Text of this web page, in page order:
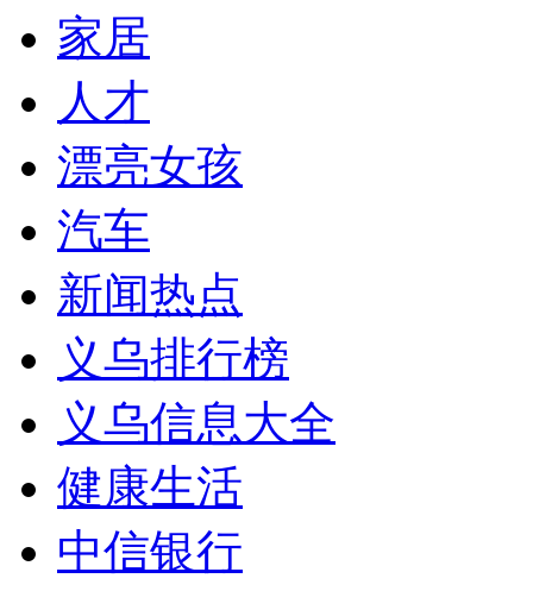
家居
人才
漂亮女孩
汽车
新闻热点
义乌排行榜
义乌信息大全
健康生活
中信银行